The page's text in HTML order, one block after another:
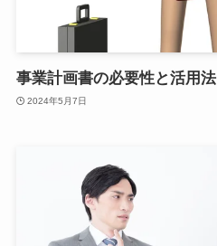
事業計画書の必要性と活用法
2024年5月7日